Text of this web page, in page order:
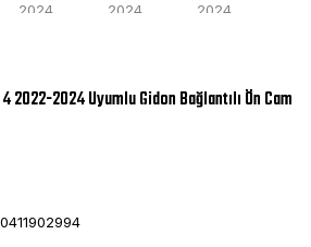
2022-2024 Uyumlu Gidon Bağlantılı Ön Cam